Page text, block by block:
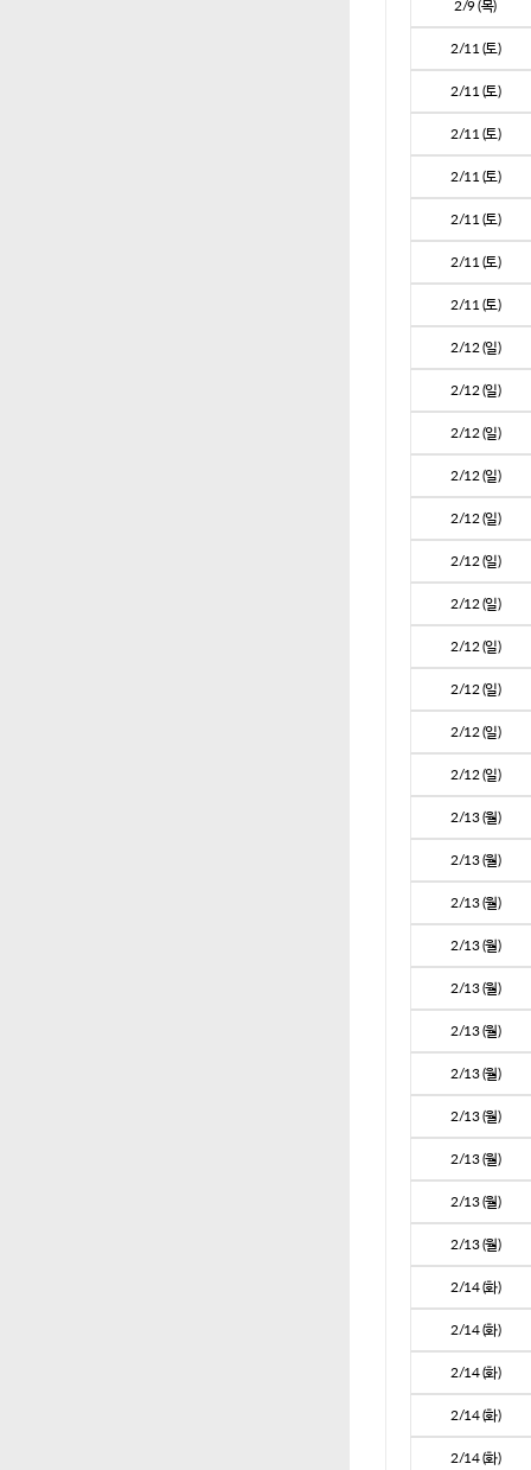
2/9 (목)
2/11 (토)
2/11 (토)
2/11 (토)
2/11 (토)
2/11 (토)
2/11 (토)
2/11 (토)
2/12 (일)
2/12 (일)
2/12 (일)
2/12 (일)
2/12 (일)
2/12 (일)
2/12 (일)
2/12 (일)
2/12 (일)
2/12 (일)
2/12 (일)
2/13 (월)
2/13 (월)
2/13 (월)
2/13 (월)
2/13 (월)
2/13 (월)
2/13 (월)
2/13 (월)
2/13 (월)
2/13 (월)
2/13 (월)
2/14 (화)
2/14 (화)
2/14 (화)
2/14 (화)
2/14 (화)